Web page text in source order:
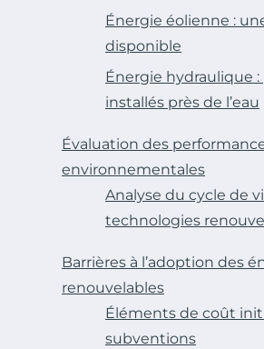
Énergie éolienne :
disponible
Énergie hydraulique
installés près de l’eau
Évaluation des
environnementales
Analyse du cycle de
technologies
Barrières à l’adoption des
renouvelables
Éléments de coût
subventions